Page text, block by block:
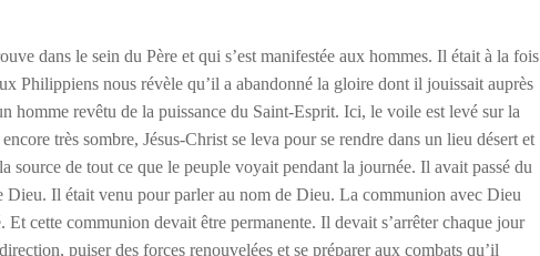
dans le sein du Père et qui s’est manifestée aux hommes. Il était à la fois
Philippiens nous révèle qu’il a abandonné la gloire dont il jouissait auprès
homme revêtu de la puissance du Saint-Esprit. Ici, le voile est levé sur la
très sombre, Jésus-Christ se leva pour se rendre dans un lieu désert et
source de tout ce que le peuple voyait pendant la journée. Il avait passé du
Dieu. Il était venu pour parler au nom de Dieu. La communion avec Dieu
Et cette communion devait être permanente. Il devait s’arrêter chaque jour
puiser des forces renouvelées et se préparer aux combats qu’il